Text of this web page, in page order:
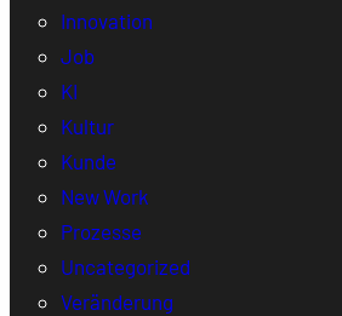
Innovation
Job
KI
Kultur
Kunde
New Work
Prozesse
Uncategorized
Veränderung